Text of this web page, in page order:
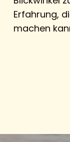
Erfahrung,
machen